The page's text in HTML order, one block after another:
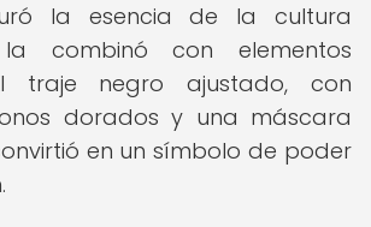
la esencia de la cultura
combinó con elementos
traje negro ajustado, con
dorados y una máscara
en un símbolo de poder